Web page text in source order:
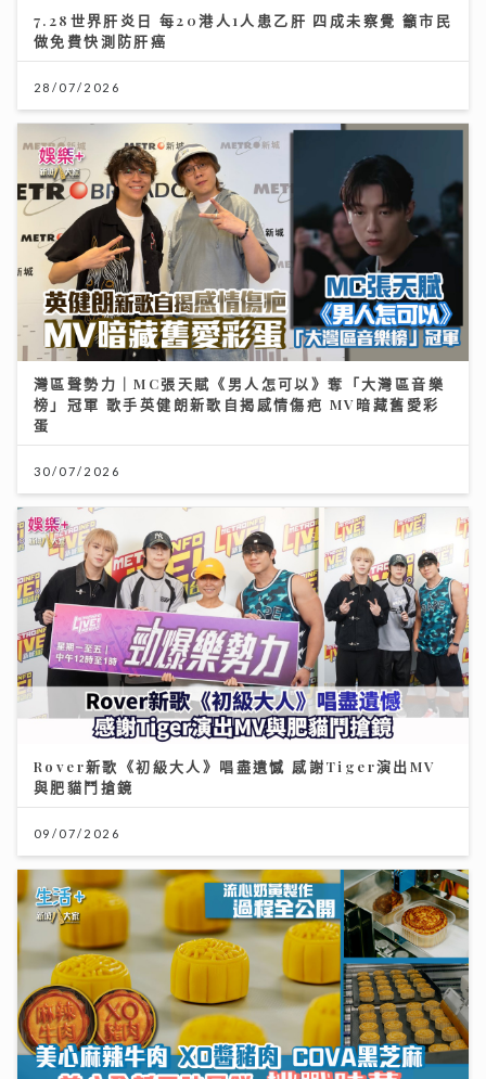
7.28世界肝炎日 每20港人1人患乙肝 四成未察覺 籲市民
做免費快測防肝癌
28/07/2026
灣區聲勢力｜MC張天賦《男人怎可以》奪「大灣區音樂
榜」冠軍 歌手英健朗新歌自揭感情傷疤 MV暗藏舊愛彩
蛋
30/07/2026
Rover新歌《初級大人》唱盡遺憾 感謝Tiger演出MV
與肥貓鬥搶鏡
09/07/2026